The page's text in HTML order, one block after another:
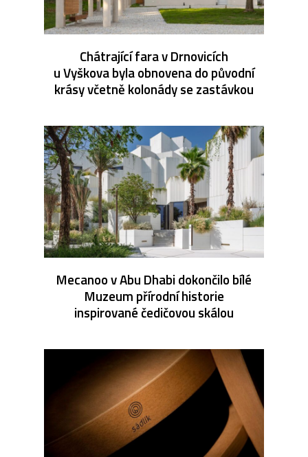
Chátrající fara v Drnovicích
u Vyškova byla obnovena do původní
krásy včetně kolonády se zastávkou
Mecanoo v Abu Dhabi dokončilo bílé
Muzeum přírodní historie
inspirované čedičovou skálou